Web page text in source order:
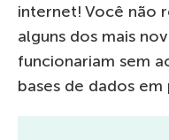
internet! Você não
alguns dos mais
funcionariam sem
bases de dados em